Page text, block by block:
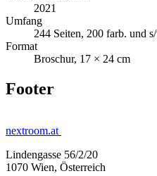
2021
Umfang
244 Seiten, 200 farb. und
Format
Broschur, 17 × 24 cm
Footer
nextroom.at
Lindengasse 56/2/20
1070 Wien, Österreich